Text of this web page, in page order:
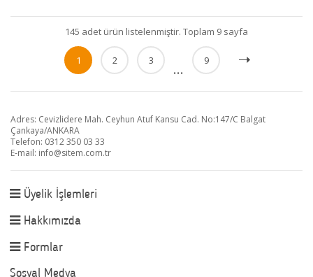
145 adet ürün listelenmiştir. Toplam 9 sayfa
1 2 3 ... 9
Adres: Cevizlidere Mah. Ceyhun Atuf Kansu Cad. No:147/C Balgat
Çankaya/ANKARA
Telefon: 0312 350 03 33
E-mail: info@sitem.com.tr
Üyelik İşlemleri
Hakkımızda
Formlar
Sosyal Medya